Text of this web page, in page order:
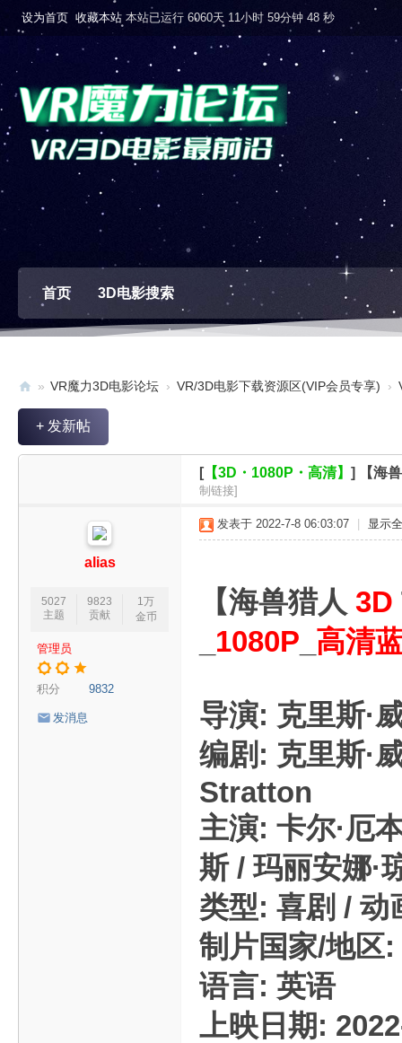
设为首页 收藏本站 本站已运行 6060天 11小时 59分钟 49 秒
首页 3D电影搜索
V
» VR魔力3D电影论坛 › VR/3D电影下载资源区(VIP会员专享) ›
+ 发新帖
[【3D・1080P・高清】 ] 【海
制链接]
alias
5027
主题
9823
贡献
1万
金币
管理员
积分 9832
发消息
发表于 2022-7-8 06:03:07 显示
【海兽猎人 3D
1080P 高清
导演: 克里斯·
编剧: 克里斯·
Stratton
主演: 卡尔·厄
斯 / 玛丽安娜·
类型: 喜剧 / 动
制片国家/地区:
语言: 英语
上映日期: